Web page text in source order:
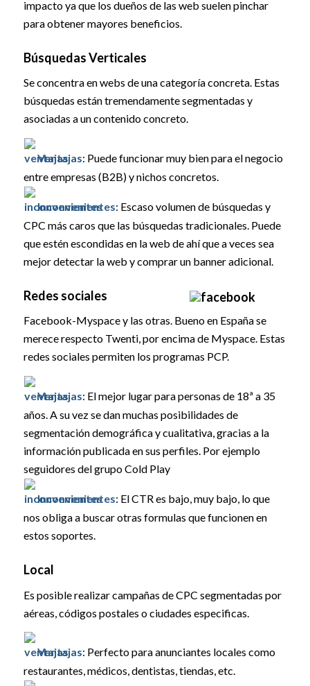
impacto ya que los dueños de las web suelen pinchar
para obtener mayores beneficios.
Búsquedas Verticales
Se concentra en webs de una categoría concreta. Estas
búsquedas están tremendamente segmentadas y
asociadas a un contenido concreto.
Ventajas: Puede funcionar muy bien para el negocio
entre empresas (B2B) y nichos concretos.
Inconvenientes: Escaso volumen de búsquedas y
CPC más caros que las búsquedas tradicionales. Puede
que estén escondidas en la web de ahí que a veces sea
mejor detectar la web y comprar un banner adicional.
Redes sociales
Facebook-Myspace y las otras. Bueno en España se
merece respecto Twenti, por encima de Myspace. Estas
redes sociales permiten los programas PCP.
Ventajas: El mejor lugar para personas de 18ª a 35
años. A su vez se dan muchas posibilidades de
segmentación demográfica y cualitativa, gracias a la
información publicada en sus perfiles. Por ejemplo
seguidores del grupo Cold Play
Inconvenientes: El CTR es bajo, muy bajo, lo que
nos obliga a buscar otras formulas que funcionen en
estos soportes.
Local
Es posible realizar campañas de CPC segmentadas por
aéreas, códigos postales o ciudades especificas.
Ventajas: Perfecto para anunciantes locales como
restaurantes, médicos, dentistas, tiendas, etc.